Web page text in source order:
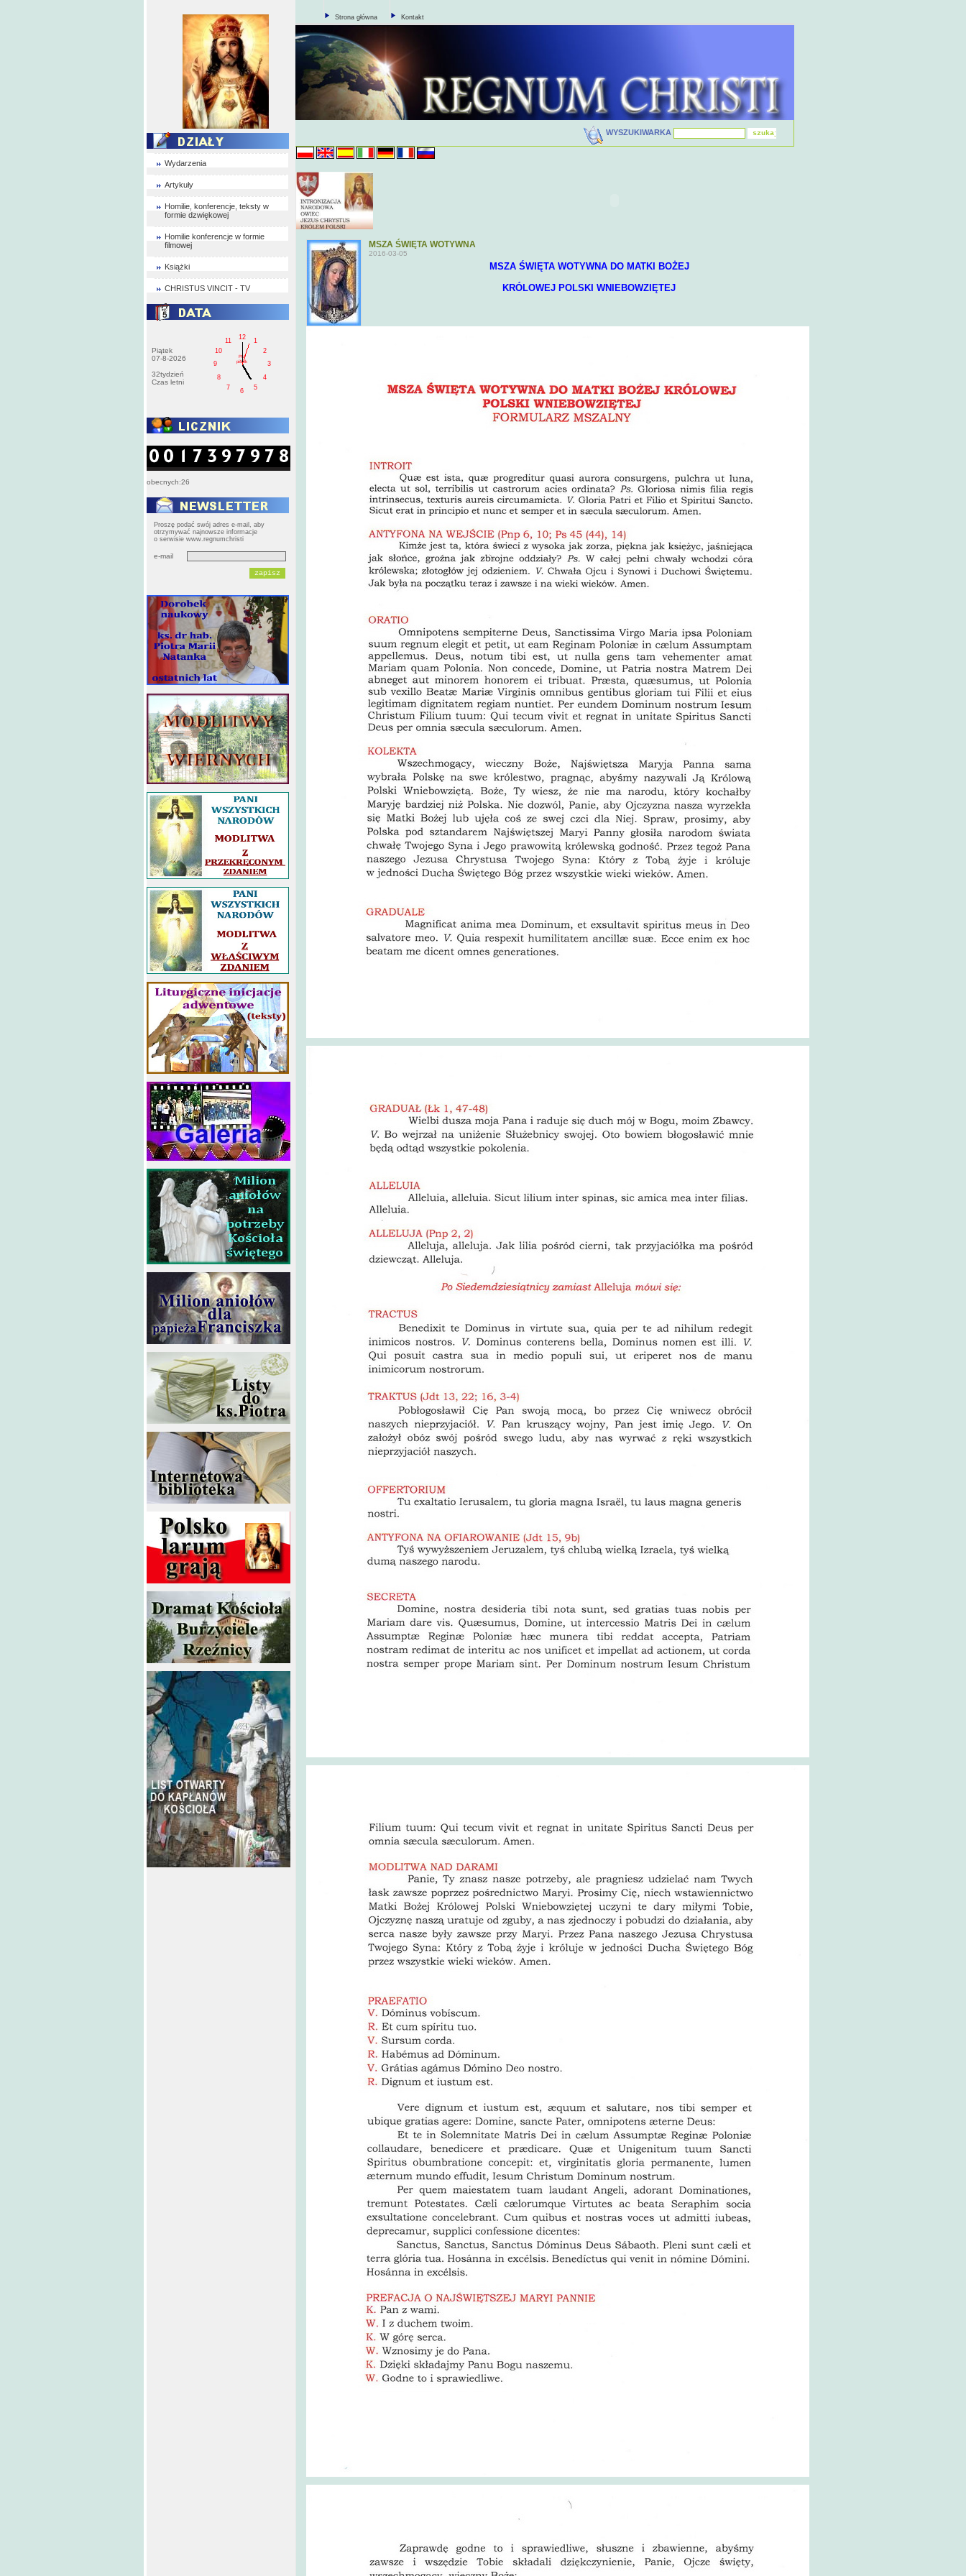
Wydarzenia
Artykuły
Homilie, konferencje, teksty w
formie dzwiękowej
Homilie konferencje w formie
filmowej
Książki
CHRISTUS VINCIT - TV
Piątek
07-8-2026
32tydzień
Czas letni
1
2
3
4
5
6
7
8
9
10
11
12
PM
pištek
obecnych:26
Proszę podać swój adres e-mail, aby
otrzymywać najnowsze informacje
o serwisie www.regnumchristi
e-mail
Strona główna Kontakt
WYSZUKIWARKA
MSZA ŚWIĘTA WOTYWNA
2016-03-05
MSZA ŚWIĘTA WOTYWNA DO MATKI BOŻEJ
KRÓLOWEJ POLSKI WNIEBOWZIĘTEJ